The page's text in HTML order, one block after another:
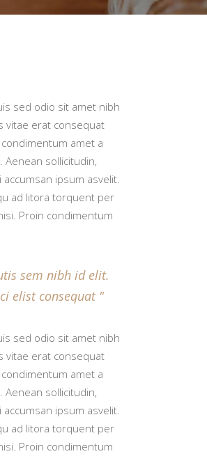
sed odio sit amet nibh
vitae erat consequat
amet a
sollicitudin,
ipsum asvelit.
ad litora torquent per
Proin condimentum
sem nibh id elit.
elist consequat
sed odio sit amet nibh
vitae erat consequat
amet a
sollicitudin,
ipsum asvelit.
ad litora torquent per
Proin condimentum